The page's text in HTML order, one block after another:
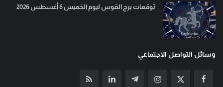
توقعات برج القوس ليوم الخميس 6 أغسطس 2026
وسائل التواصل الاجتماعي